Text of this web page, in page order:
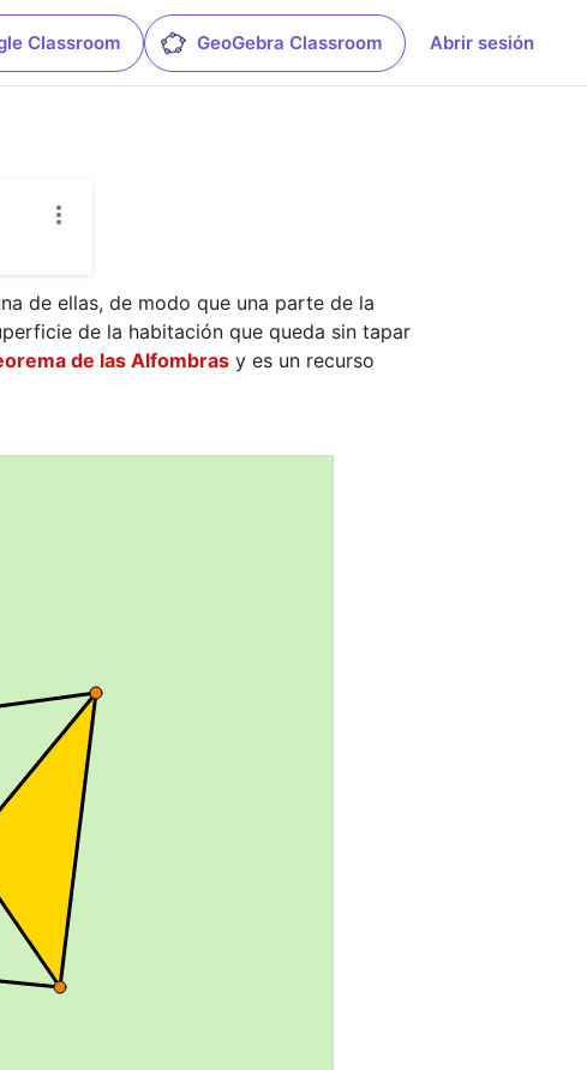
Classroom GeoGebra Classroom Abrir sesión
de ellas, de modo que una parte de la
de la habitación que queda sin tapar
de las Alfombras y es un recurso